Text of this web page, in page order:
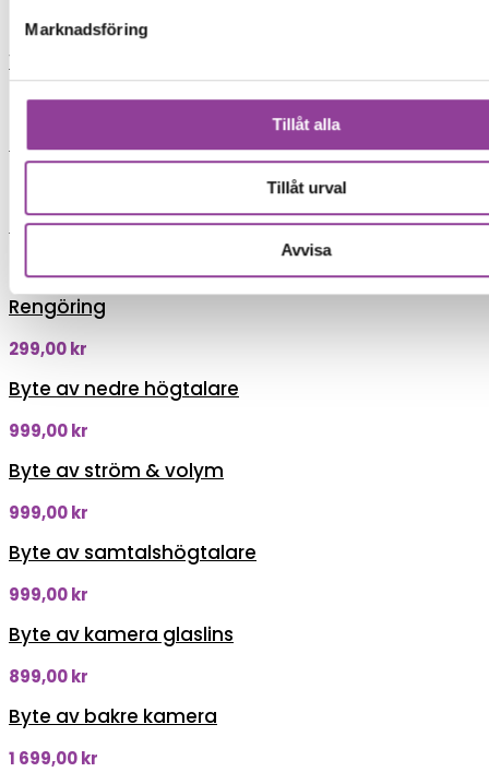
Marknadsföring
Tillåt alla
Tillåt urval
Avvisa
Vattenskadebehandling
499,00kr
Felsökning
Data Recovery
Rengöring
299,00kr
Byte av nedre högtalare
999,00kr
Byte av ström & volym
999,00kr
Byte av samtalshögtalare
999,00kr
Byte av kamera glaslins
899,00kr
Byte av bakre kamera
1 699,00kr